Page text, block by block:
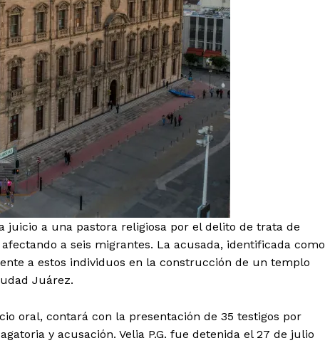
Aguascalientes
Baja California
Ciudad de México
Michoacán Zacatecas Yucatán
Tlaxcala
Tamaulipas Tabasco
juicio a una pastora religiosa por el delito de trata de
a seis migrantes. La acusada, identificada como
a estos individuos en la construcción de un templo
Juárez.
oral, contará con la presentación de 35 testigos por
y acusación. Velia P.G. fue detenida el 27 de julio